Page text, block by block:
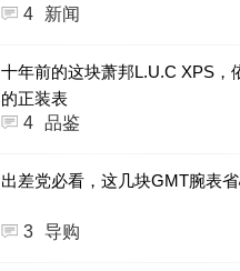
4
新闻
十年前的这块萧邦L.U.C XPS，
的正装表
4
品鉴
出差党必看，这几块GMT腕表
3 导购